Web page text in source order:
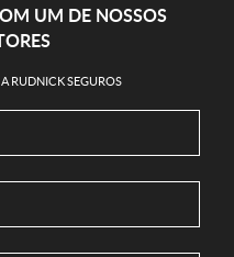
UM DE NOSSOS
RUDNICK SEGUROS